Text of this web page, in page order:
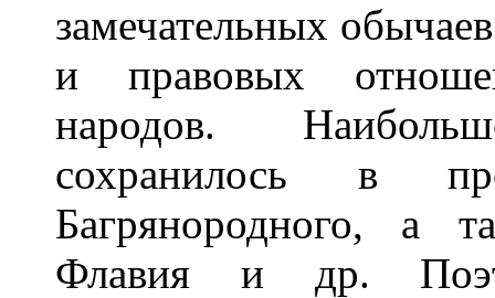
замечательных
и правовых
народов.
сохранилось в
Багрянородного, а
Флавия и др.